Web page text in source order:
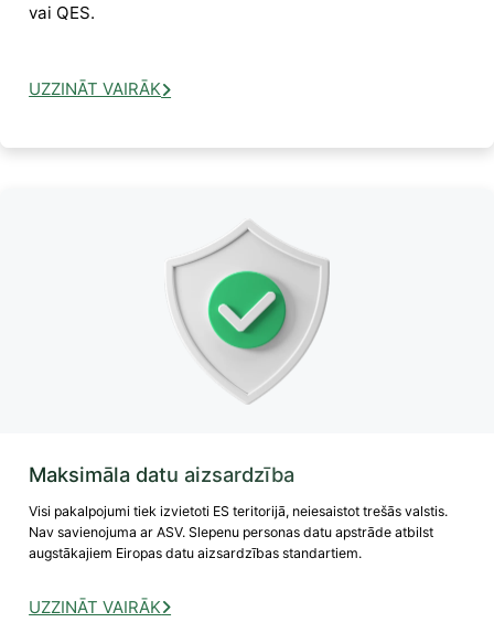
vai QES.
UZZINĀT VAIRĀK
Maksimāla datu aizsardzība
Visi pakalpojumi tiek izvietoti ES teritorijā, neiesaistot trešās valstis.
Nav savienojuma ar ASV. Slepenu personas datu apstrāde atbilst
augstākajiem Eiropas datu aizsardzības standartiem.
UZZINĀT VAIRĀK